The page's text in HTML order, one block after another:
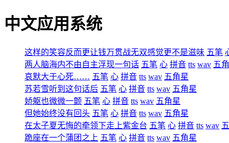
中文应用系统
这样的笑容反而更让钱万贯战无双感觉更不是滋味 五笔
两人脑海内不由自主浮现一句话 五笔 心 拼音 tts wav 五
哀默大于心死…… 五笔 心 拼音 tts wav 五角星
苏若雪听到这句话后 五笔 心 拼音 tts wav 五角星
娇躯也微微一颤 五笔 心 拼音 tts wav 五角星
但她始终没有回头 五笔 心 拼音 tts wav 五角星
在太子夏无悔的牵领下走上紫金台 五笔 心 拼音 tts wav
跪座在一个蒲团之上 五笔 心 拼音 tts wav 五角星